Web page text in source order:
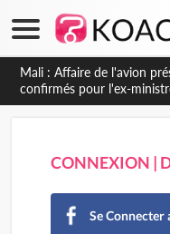
Mali : Affaire de l'avion
confirmés pour l'ex-
CONNEXION |
Se Connecter